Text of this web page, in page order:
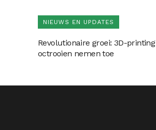
NIEUWS EN UPDATES
Revolutionaire groei: 3D-printing
octrooien nemen toe